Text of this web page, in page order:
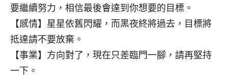
要繼續努力，相信最後會達到你想要的目標。
【感情】星星依舊閃耀，而黑夜終將過去，目標將
抵達請不要放棄。
【事業】方向對了，現在只差臨門一腳，請再堅持
一下。